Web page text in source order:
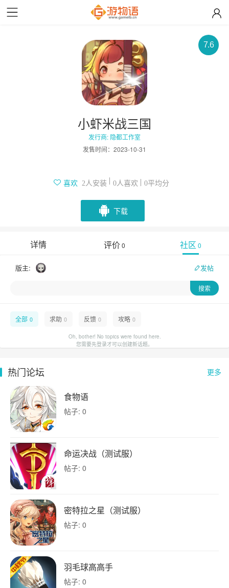
7.6
小虾米战三国
发行商: 隐都工作室
发售时间： 2023-10-31
喜欢 2人安装 0人喜欢 0平均分
下载
详情 评价0 社区 0
版主: 发帖
全部 0 求助 0 反馈 0 攻略 0
Oh, bother! No topics were found here.
您需要先登录才可以创建新话题。
更多
热门论坛
食物语
帖子: 0
命运决战（测试服）
帖子: 0
密特拉之星（测试服）
帖子: 0
羽毛球高高手
帖子: 0